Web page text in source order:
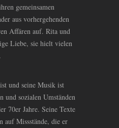
gemeinsamen
aus vorhergehenden
Affären auf. Rita und
Liebe, sie hielt vielen
und seine Musik ist
und sozialen Umständen
70er Jahre. Seine Texte
auf Missstände, die er